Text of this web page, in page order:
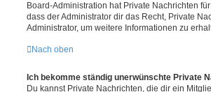
Board-Administration hat Private Nachrichten
dass der Administrator dir das Recht, Private
Administrator, um weitere Informationen zu
Nach oben
Ich bekomme ständig unerwünschte Private
Du kannst Private Nachrichten, die dir ein